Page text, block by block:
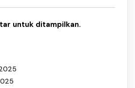
untuk ditampilkan.